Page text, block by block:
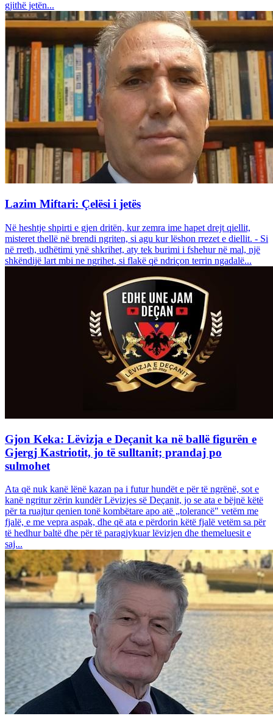
gjithë jetën...
Lazim Miftari: Çelësi i jetës
Në heshtje shpirti e gjen dritën, kur zemra ime hapet drejt qiellit,
misteret thellë në brendi ngriten, si agu kur lëshon rrezet e diellit. - Si
në rreth, udhëtimi ynë shkrihet, aty tek burimi i fshehur në mal, një
shkëndijë lart mbi ne ngrihet, si flakë që ndriçon terrin ngadalë...
Gjon Keka: Lëvizja e Deçanit ka në ballë figurën e
Gjergj Kastriotit, jo të sulltanit; prandaj po
sulmohet
Ata që nuk kanë lënë kazan pa i futur hundët e për të ngrënë, sot e
kanë ngritur zërin kundër Lëvizjes së Deçanit, jo se ata e bëjnë këtë
për ta ruajtur qenien tonë kombëtare apo atë „tolerancë" vetëm me
fjalë, e me vepra aspak, dhe që ata e përdorin këtë fjalë vetëm sa për
të hedhur baltë dhe për të paragjykuar lëvizjen dhe themeluesit e
saj...